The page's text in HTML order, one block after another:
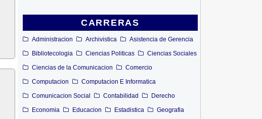
CARRERAS
Administracion Archivistica
Asistencia de Gerencia
Bibliotecologia
Ciencias Politicas
Ciencias Sociales
Ciencias de la Comunicacion
Comercio
Computacion
Computacion E Informatica
Comunicacion Social
Contabilidad
Derecho
Economia
Educacion Estadistica
Geografia